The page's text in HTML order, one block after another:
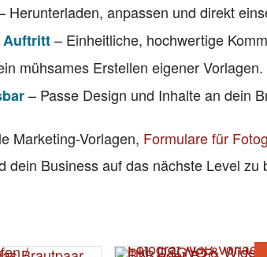
Herunterladen, anpassen und direkt
Auftritt– Einheitliche, hochwertige
mühsames Erstellen eigener Vorlagen.
– Passe Design und Inhalte an dein
Marketing-Vorlagen, Formulare für
dein Business auf das nächste Level zu